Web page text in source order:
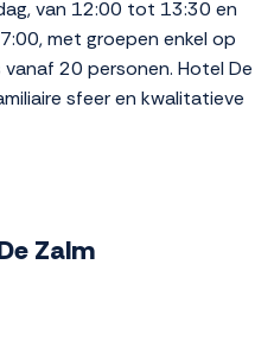
van 12:00 tot 13:30 en
met groepen enkel op
20 personen. Hotel De
sfeer en kwalitatieve
Zalm